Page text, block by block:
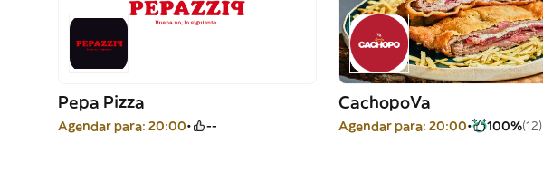
Pepa Pizza
Agendar para: 20:00 --
CachopoVa
Agendar para: 20:00 100%(12)